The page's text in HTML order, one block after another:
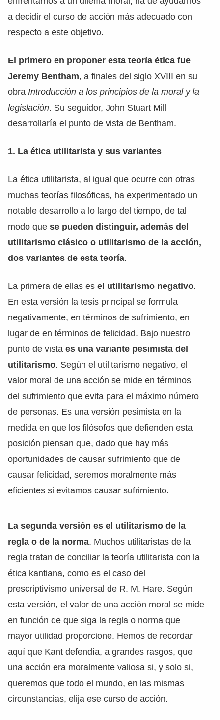
a decidir el curso de acción más adecuado con
respecto a este objetivo.
El primero en proponer esta teoría ética fue
Jeremy Bentham, a finales del siglo XVIII en su
obra Introducción a los principios de la moral y la
legislación. Su seguidor, John Stuart Mill
desarrollaría el punto de vista de Bentham.
1. La ética utilitarista y sus variantes
La ética utilitarista, al igual que ocurre con otras
muchas teorías filosóficas, ha experimentado un
notable desarrollo a lo largo del tiempo, de tal
modo que se pueden distinguir, además del
utilitarismo clásico o utilitarismo de la acción,
dos variantes de esta teoría.
La primera de ellas es el utilitarismo negativo.
En esta versión la tesis principal se formula
negativamente, en términos de sufrimiento, en
lugar de en términos de felicidad. Bajo nuestro
punto de vista es una variante pesimista del
utilitarismo. Según el utilitarismo negativo, el
valor moral de una acción se mide en términos
del sufrimiento que evita para el máximo número
de personas. Es una versión pesimista en la
medida en que los filósofos que defienden esta
posición piensan que, dado que hay más
oportunidades de causar sufrimiento que de
causar felicidad, seremos moralmente más
eficientes si evitamos causar sufrimiento.
La segunda versión es el utilitarismo de la
regla o de la norma. Muchos utilitaristas de la
regla tratan de conciliar la teoría utilitarista con la
ética kantiana, como es el caso del
prescriptivismo universal de R. M. Hare. Según
esta versión, el valor de una acción moral se mide
en función de que siga la regla o norma que
mayor utilidad proporcione. Hemos de recordar
aquí que Kant defendía, a grandes rasgos, que
una acción era moralmente valiosa si, y solo si,
queremos que todo el mundo, en las mismas
circunstancias, elija ese curso de acción.